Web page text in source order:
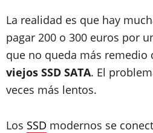
La realidad es que hay
pagar 200 o 300 euros por
que no queda más remedio
viejos SSD SATA. El
veces más lentos.
Los SSD modernos se